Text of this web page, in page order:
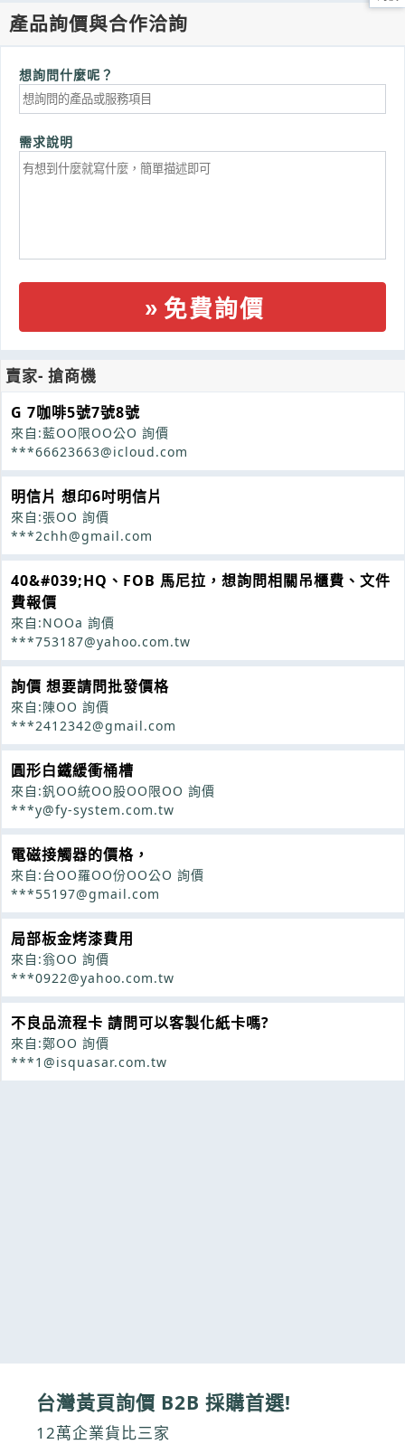
產品詢價與合作洽詢
想詢問什麼呢？
需求說明
免費詢價
賣家- 搶商機
G 7咖啡5號7號8號
來自:藍OO限OO公O 詢價
***66623663@icloud.com
明信片 想印6吋明信片
來自:張OO 詢價
***2chh@gmail.com
40&#039;HQ、FOB 馬尼拉，想詢問相關吊櫃費、文件
費報價
來自:NOOa 詢價
***753187@yahoo.com.tw
詢價 想要請問批發價格
來自:陳OO 詢價
***2412342@gmail.com
圓形白鐵緩衝桶槽
來自:釩OO統OO股OO限OO 詢價
***y@fy-system.com.tw
電磁接觸器的價格，
來自:台OO羅OO份OO公O 詢價
***55197@gmail.com
局部板金烤漆費用
來自:翁OO 詢價
***0922@yahoo.com.tw
不良品流程卡 請問可以客製化紙卡嗎?
來自:鄭OO 詢價
***1@isquasar.com.tw
台灣黃頁詢價 B2B 採購首選!
12萬企業貨比三家